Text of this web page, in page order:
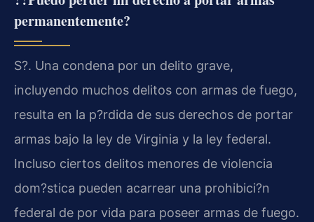
permanentemente?
S?. Una condena por un delito grave,
incluyendo muchos delitos con armas de fuego,
resulta en la p?rdida de sus derechos de portar
armas bajo la ley de Virginia y la ley federal.
Incluso ciertos delitos menores de violencia
dom?stica pueden acarrear una prohibici?n
federal de por vida para poseer armas de fuego.